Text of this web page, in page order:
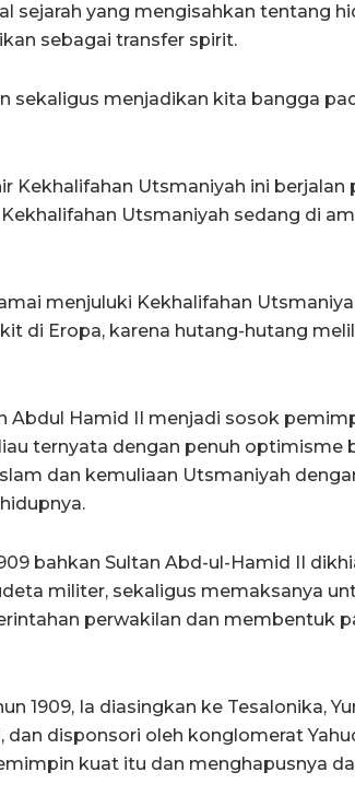
sejarah yang mengisahkan tentang
sebagai transfer spirit.
sekaligus menjadikan kita bangga
Kekhalifahan Utsmaniyah ini berjalan
Utsmaniyah sedang di
menjuluki Kekhalifahan
di Eropa, karena hutang-hutang
Abdul Hamid II menjadi sosok
ternyata dengan penuh optimisme
dan kemuliaan Utsmaniyah
bahkan Sultan Abd-ul-Hamid II
militer, sekaligus memaksanya
perwakilan dan membentuk
1909, Ia diasingkan ke Tesalonika,
disponsori oleh konglomerat
kuat itu dan menghapusnya